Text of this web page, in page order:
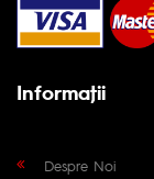
Informaţii
Despre Noi